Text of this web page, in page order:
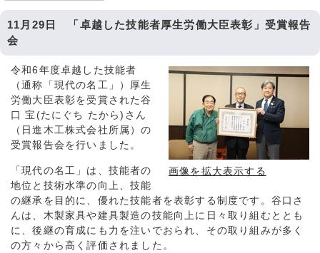
11月29日 「卓越した技能者厚生労働大臣表彰」受賞報告
会
画像を拡大表示する
令和6年度卓越した技能者
（通称「現代の名工」）厚生
労働大臣表彰を受賞された谷
口 宝(たにぐち たから)さん
（日進木工株式会社所属）の
受賞報告会を行いました。
「現代の名工」は、技能者の
地位と技術水準の向上、技能
の継承を目的に、優れた技能者を表彰する制度です。谷口さ
んは、木製家具や建具製造の技能向上に日々取り組むととも
に、後継の育成にも力を注いでおられ、その取り組みが多く
の方々から高く評価されました。